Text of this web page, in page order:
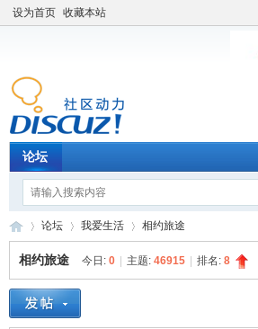
设为首页 收藏本站
论坛
»
论坛
›
我爱生活 相约旅途
相约旅途 今日: 0 主题: 46915 排名: 8